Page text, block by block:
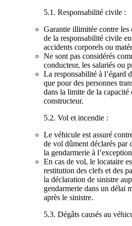
5.1. Responsabilité civile :
Garantie illimitée contre les
de la responsabilité civile
accidents corporels ou
Ne sont pas considérés
conducteur, les salariés ou
La responsabilité à l’égard
que pour des personnes
dans la limite de la
constructeur.
5.2. Vol et incendie :
Le véhicule est assuré
de vol dûment déclarés par
la gendarmerie à
En cas de vol, le locataire
restitution des clefs et des
la déclaration de sinistre
gendarmerie dans un délai
après le sinistre.
5.3. Dégâts causés au